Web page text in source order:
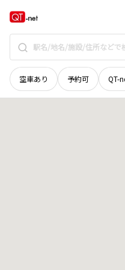
空車あり 予約可 QT-
山梨県